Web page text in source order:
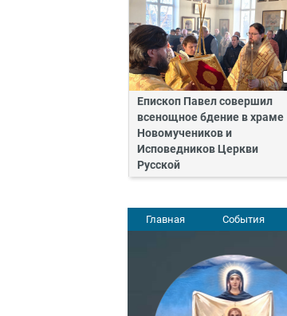
Епископ Павел совершил
всенощное бдение в храме
Новомучеников и
Исповедников Церкви
Русской
Главная События